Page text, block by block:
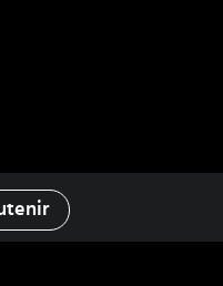
sur Pokémon